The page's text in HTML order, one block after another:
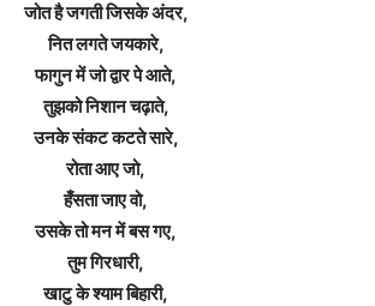
जोत है जगती जिसके अंदर,
नित लगते जयकारे,
फागुन में जो द्वार पे आते,
तुझको निशान चढ़ाते,
उनके संकट कटते सारे,
रोता आए जो,
हँसता जाए वो,
उसके तो मन में बस गए,
तुम गिरधारी,
खाटु के श्याम बिहारी,